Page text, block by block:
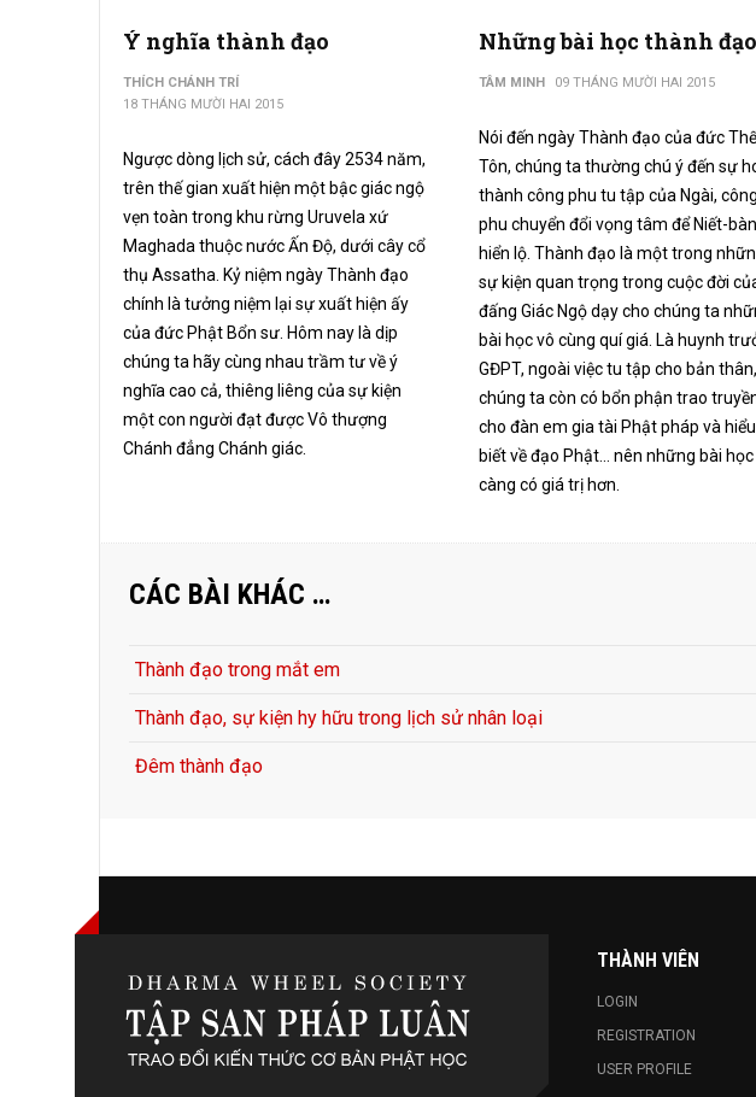
Ý nghĩa thành đạo
THÍCH CHÁNH TRÍ
18 THÁNG MƯỜI HAI 2015
Ngược dòng lịch sử, cách đây 2534 năm,
trên thế gian xuất hiện một bậc giác ngộ
vẹn toàn trong khu rừng Uruvela xứ
Maghada thuộc nước Ấn Độ, dưới cây cổ
thụ Assatha. Kỷ niệm ngày Thành đạo
chính là tưởng niệm lại sự xuất hiện ấy
của đức Phật Bổn sư. Hôm nay là dịp
chúng ta hãy cùng nhau trầm tư về ý
nghĩa cao cả, thiêng liêng của sự kiện
một con người đạt được Vô thượng
Chánh đẳng Chánh giác.
Những bài học thành đạo
TÂM MINH 09 THÁNG MƯỜI HAI 2015
Nói đến ngày Thành đạo của đức Thế
Tôn, chúng ta thường chú ý đến sự
thành công phu tu tập của Ngài, công
phu chuyển đổi vọng tâm để Niết-bàn
hiển lộ. Thành đạo là một trong
sự kiện quan trọng trong cuộc đời
đấng Giác Ngộ dạy cho chúng ta
bài học vô cùng quí giá. Là huynh
GĐPT, ngoài việc tu tập cho bản thân,
chúng ta còn có bổn phận trao
cho đàn em gia tài Phật pháp và hiểu
biết về đạo Phật… nên những bài học
càng có giá trị hơn.
CÁC BÀI KHÁC …
Thành đạo trong mắt em
Thành đạo, sự kiện hy hữu trong lịch sử nhân loại
Đêm thành đạo
THÀNH VIÊN
LOGIN
REGISTRATION
USER PROFILE